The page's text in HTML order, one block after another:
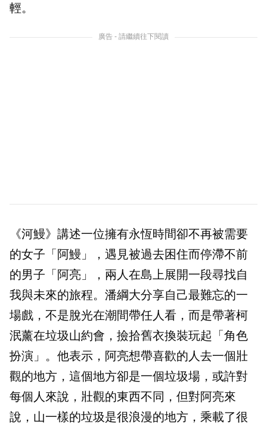
輕。
廣告 - 請繼續往下閱讀
《河鰻》講述一位擁有永恆時間卻不再被需要
的女子「阿鰻」，遇見被過去困住而停滯不前
的男子「阿亮」，兩人在島上展開一段尋找自
我與未來的旅程。潘綱大分享自己最難忘的一
場戲，不是脫光在潮間帶任人看，而是帶著柯
泯薰在垃圾山約會，撿拾舊衣換裝玩起「角色
扮演」。他表示，阿亮想帶喜歡的人去一個壯
觀的地方，這個地方卻是一個垃圾場，或許對
每個人來說，壯觀的東西不同，但對阿亮來
說，山一樣的垃圾是很浪漫的地方，乘載了很